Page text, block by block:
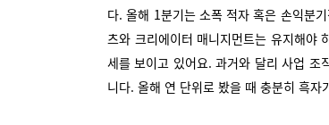
다. 올해 1분기는 소폭 적자 혹은 손익분
츠와 크리에이터 매니지먼트는 유지해야
세를 보이고 있어요. 과거와 달리 사업 조
니다. 올해 연 단위로 봤을 때 충분히 흑자